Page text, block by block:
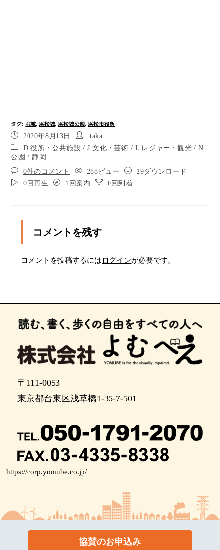
ポイント11
市役所南バス停です。
タグ: お城, 浜松城, 浜松城公園, 浜松市役所
2020年8月13日
taka
D 役所・公共施設 /J 文化・芸術 /L レジャー・観光 /N
公園 /静岡
0件のコメント
288ビュー
29ダウンロード
0回再生
1回案内 0回到着
コメントを残す
コメントを投稿するにはログインが必要です。
〒111-0053
東京都台東区浅草橋1-35-7-501
https://corp.yomube.co.jp/
協賛のお申込み